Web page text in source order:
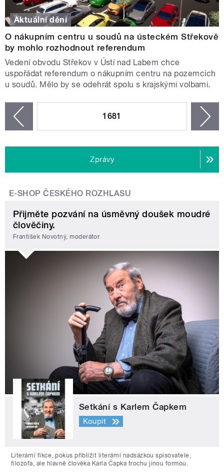
Aktuální dění
O nákupním centru u soudů na ústeckém Střekově
by mohlo rozhodnout referendum
Vedení obvodu Střekov v Ústí nad Labem chce
uspořádat referendum o nákupním centru na pozemcích
u soudů. Mělo by se odehrát spolu s krajskými volbami.
1681
Zprávy
E-SHOP ČESKÉHO ROZHLASU
Přijměte pozvání na úsměvný doušek moudré
člověčiny.
František Novotný, moderátor
Setkání s Karlem Čapkem
Koupit
Literární fikce, pokus přiblížit literární nadsázkou spisovatele,
filozofa, ale hlavně člověka Karla Čapka trochu jinou formou.